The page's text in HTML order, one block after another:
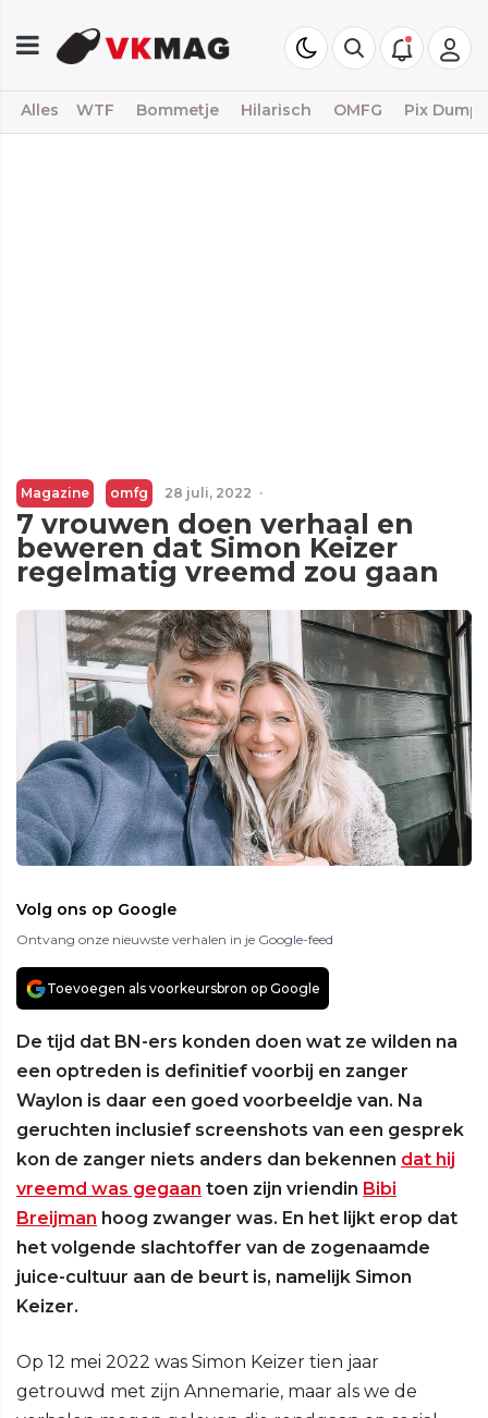
Alles WTF Bommetje Hilarisch OMFG Pix Dump
Magazine omfg 28 juli, 2022 ·
7 vrouwen doen verhaal en
beweren dat Simon Keizer
regelmatig vreemd zou gaan
Volg ons op Google
Ontvang onze nieuwste verhalen in je Google-feed
Toevoegen als voorkeursbron op Google
De tijd dat BN-ers konden doen wat ze wilden na
een optreden is definitief voorbij en zanger
Waylon is daar een goed voorbeeldje van. Na
geruchten inclusief screenshots van een gesprek
kon de zanger niets anders dan bekennen dat hij
vreemd was gegaan toen zijn vriendin Bibi
Breijman hoog zwanger was. En het lijkt erop dat
het volgende slachtoffer van de zogenaamde
juice-cultuur aan de beurt is, namelijk Simon
Keizer.
Op 12 mei 2022 was Simon Keizer tien jaar
getrouwd met zijn Annemarie, maar als we de